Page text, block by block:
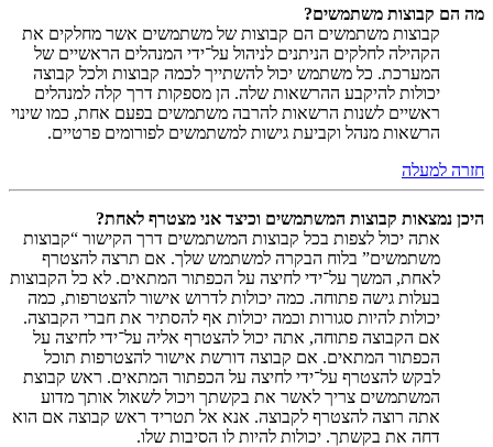
מה הם קבוצות משתמשים?
קבוצות משתמשים הם קבוצות של משתמשים אשר מחלקים את
הקהילה לחלקים הניתנים לניהול על־ידי המנהלים הראשיים של
המערכת. כל משתמש יכול להשתייך לכמה קבוצות ולכל קבוצה
יכולות להיקבע ההרשאות שלה. הן מספקות דרך קלה למנהלים
ראשיים לשנות הרשאות להרבה משתמשים בפעם אחת, כמו שינוי
הרשאות מנהל וקביעת גישות למשתמשים לפורומים פרטיים.
חזרה למעלה
היכן נמצאות קבוצות המשתמשים וכיצד אני מצטרף לאחת?
אתה יכול לצפות בכל קבוצות המשתמשים דרך הקישור “קבוצות
משתמשים” בלוח הבקרה למשתמש שלך. אם תרצה להצטרף
לאחת, המשך על־ידי לחיצה על הכפתור המתאים. לא כל הקבוצות
בעלות גישה פתוחה. כמה יכולות לדרוש אישור להצטרפות, כמה
יכולות להיות סגורות וכמה יכולות אף להסתיר את חברי הקבוצה.
אם הקבוצה פתוחה, אתה יכול להצטרף אליה על־ידי לחיצה על
הכפתור המתאים. אם קבוצה דורשת אישור להצטרפות תוכל
לבקש להצטרף על־ידי לחיצה על הכפתור המתאים. ראש קבוצת
המשתמשים צריך לאשר את בקשתך ויכול לשאול אותך מדוע
אתה רוצה להצטרף לקבוצה. אנא אל תטריד ראש קבוצה אם הוא
דחה את בקשתך. יכולות להיות לו הסיבות שלו.